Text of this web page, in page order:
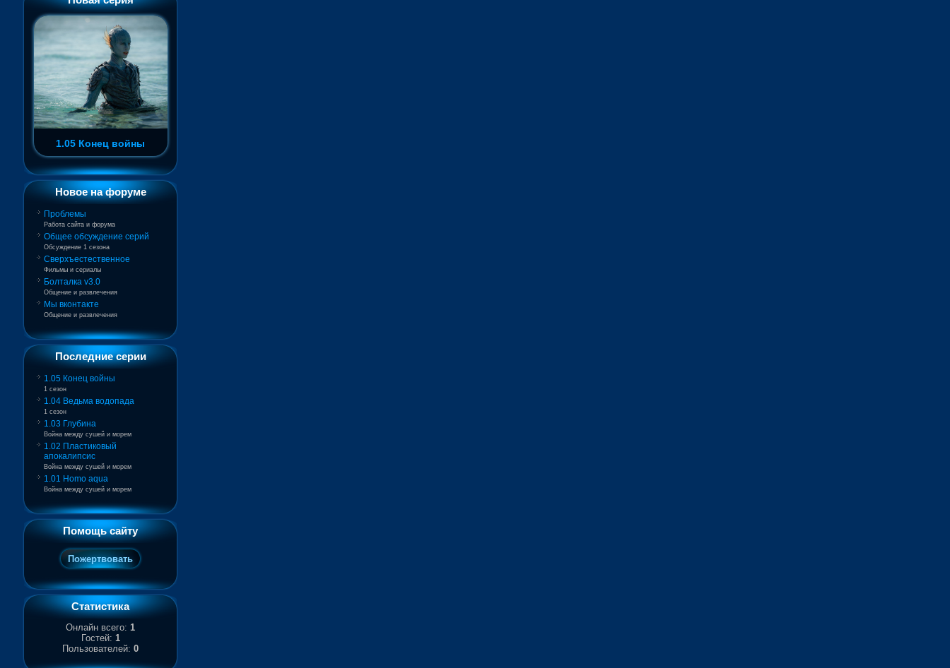
1.05 Конец войны
Новое на форуме
Проблемы
Работа сайта и форума
Общее обсуждение серий
Обсуждение 1 сезона
Сверхъестественное
Фильмы и сериалы
Болталка v3.0
Общение и развлечения
Мы вконтакте
Общение и развлечения
Последние серии
1.05 Конец войны
1 сезон
1.04 Ведьма водопада
1 сезон
1.03 Глубина
Война между сушей и морем
1.02 Пластиковый
апокалипсис
Война между сушей и морем
1.01 Homo aqua
Война между сушей и морем
Помощь сайту
Статистика
Онлайн всего: 1
Гостей: 1
Пользователей: 0